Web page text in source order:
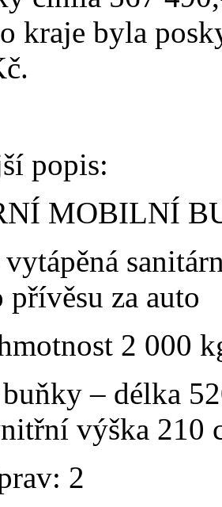
kraje byla
popis:
MOBILNÍ
přívěsu za auto
2 000
buňky – délka
výška 210
2